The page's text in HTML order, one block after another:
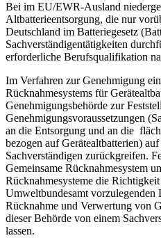
Bei im EU/EWR-Ausland
Altbatterieentsorgung, die nur
Deutschland im Batteriegesetz
Sachverständigentätigkeiten
erforderliche Berufsqualifikation
Im Verfahren zur Genehmigung
Rücknahmesystems für
Genehmigungsbehörde zur
Genehmigungsvoraussetzungen
an die Entsorgung und an die
bezogen auf Gerätealtbatterien)
Sachverständigen zurückgreifen.
Gemeinsame Rücknahmesystem
Rücknahmesysteme die
Umweltbundesamt vorzulegenden
Rücknahme und Verwertung von
dieser Behörde von einem
lassen.